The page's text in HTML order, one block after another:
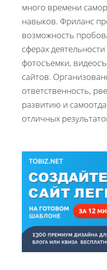
много времени
навыков. Фриланс
возможность
сферах
фотосъемки,
сайтов.
ответственность,
развитию и
отличных